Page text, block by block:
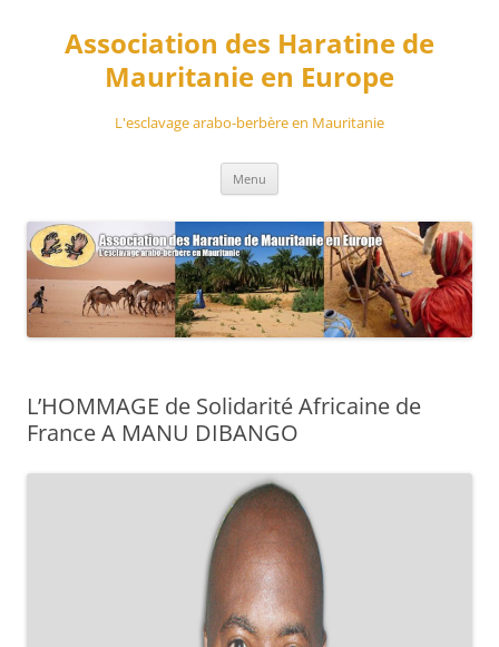
contenuAssociation des Haratine de
Mauritanie en Europe
L'esclavage arabo-berbère en Mauritanie
Menu
L’HOMMAGE de Solidarité Africaine de
France A MANU DIBANGO